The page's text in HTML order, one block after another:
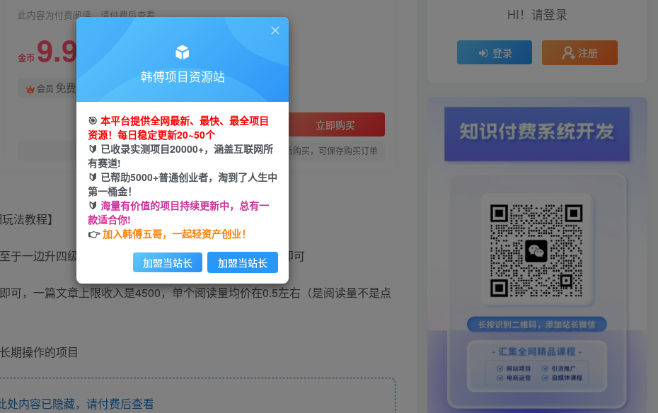
此内容为付费阅读，请付费后查看
金币 9.9
会员 免费
立即购买
您当前未登录！建议登陆后购买，可保存购买订单
于一边升四级一边赚钱的玩法在平台内部搜知乎撸红包即可
可，一篇文章上限收入是4500，单个阅读量均价在0.5左右（是阅读量不是点
期操作的项目
处内容已隐藏，请付费后查看
HI！请登录
登录 注册
韩傅项目资源站
🎯 本平台提供全网最新、最快、最全项目
资源！每日稳定更新20~50个
🔰 已收录实测项目20000+，涵盖互联网所
有赛道!
🔰 已帮助5000+普通创业者，淘到了人生中
第一桶金！
🔰 海量有价值的项目持续更新中，总有一
款适合你!
👉加入韩傅五哥，一起轻资产创业！
加盟当站长 加盟当站长